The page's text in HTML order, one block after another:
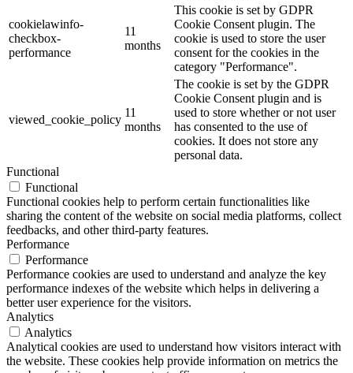
cookielawinfo-
checkbox-
performance
11
months
This cookie is set by GDPR
Cookie Consent plugin. The
cookie is used to store the user
consent for the cookies in the
category "Performance".
viewed_cookie_policy
11
months
The cookie is set by the GDPR
Cookie Consent plugin and is
used to store whether or not user
has consented to the use of
cookies. It does not store any
personal data.
Functional
Functional
Functional cookies help to perform certain functionalities like
sharing the content of the website on social media platforms, collect
feedbacks, and other third-party features.
Performance
Performance
Performance cookies are used to understand and analyze the key
performance indexes of the website which helps in delivering a
better user experience for the visitors.
Analytics
Analytics
Analytical cookies are used to understand how visitors interact with
the website. These cookies help provide information on metrics the